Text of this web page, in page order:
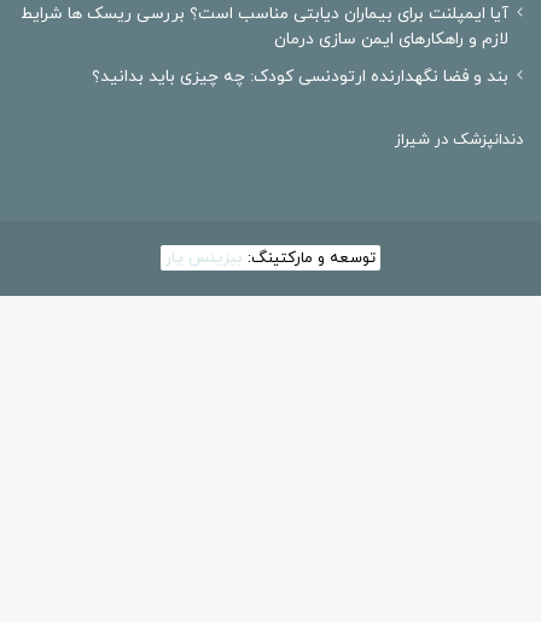
آیا ایمپلنت برای بیماران دیابتی مناسب است؟ بررسی ریسک ها شرایط
لازم و راهکارهای ایمن سازی درمان
بند و فضا نگهدارنده ارتودنسی کودک: چه چیزی باید بدانید؟
دندانپزشک در شیراز
توسعه و مارکتینگ: بیزینس یار